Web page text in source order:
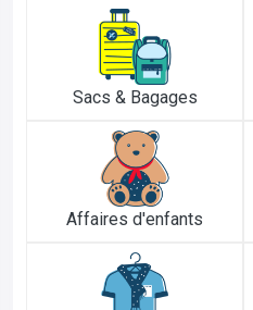
Sacs & Bagages
Affaires d'enfants